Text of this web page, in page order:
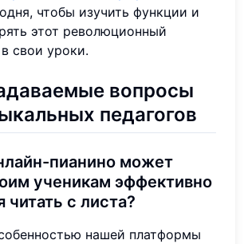
чтобы изучить функции и
этот революционный
свои уроки.
вопросы
педагогов
пианино может
ученикам эффективно
читать с листа?
нашей платформы